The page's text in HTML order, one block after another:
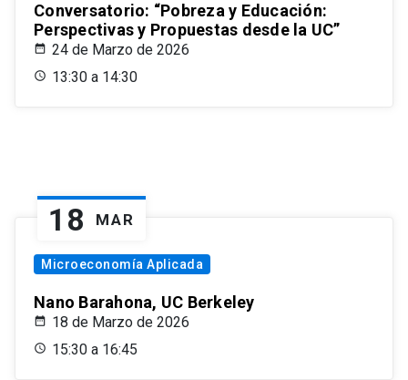
Conversatorio: “Pobreza y Educación:
Perspectivas y Propuestas desde la UC”
24 de Marzo de 2026
13:30 a 14:30
18 MAR
Microeconomía Aplicada
Nano Barahona, UC Berkeley
18 de Marzo de 2026
15:30 a 16:45